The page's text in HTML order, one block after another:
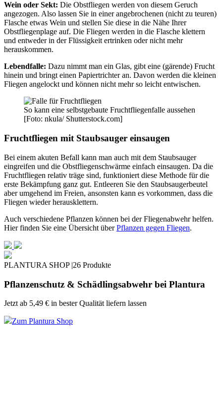
Wein oder Sekt: Die Obstfliegen werden von diesem Geruch
angezogen. Also lassen Sie in einer angebrochenen (nicht zu teuren)
Flasche etwas Wein und stellen Sie diese in die Nähe Ihrer
Obstfliegenplage auf. Die Fliegen werden in die Flasche klettern
und entweder in der Flüssigkeit ertrinken oder nicht mehr
herauskommen.
Lebendfalle: Dazu nimmt man ein Glas, gibt eine (gärende) Frucht
hinein und bringt einen Papiertrichter an. Davon werden die kleinen
Fliegen angelockt und können nicht mehr so leicht entwischen.
So kann eine selbstgebaute Fruchtfliegenfalle aussehen
[Foto: nkula/ Shutterstock.com]
Fruchtfliegen mit Staubsauger einsaugen
Bei einem akuten Befall kann man auch mit dem Staubsauger
eingreifen und die Obstfliegenschwärme einfach einsaugen. Da die
Fruchtfliegen relativ träge sind, funktioniert diese Methode für die
erste Bekämpfung ganz gut. Entleeren Sie den Staubsaugerbeutel
aber umgehend im Freien, ansonsten kann es vorkommen, dass die
Fliegen wieder herausklettern.
Auch verschiedene Pflanzen können bei der Fliegenabwehr helfen.
Hier finden Sie eine Übersicht überPflanzen gegen Fliegen.
PLANTURA SHOP |26 Produkte
Pflanzenschutz & Schädlingsabwehr bei Plantura
Jetzt ab 5,49 € in bester Qualität liefern lassen
Zum Plantura Shop